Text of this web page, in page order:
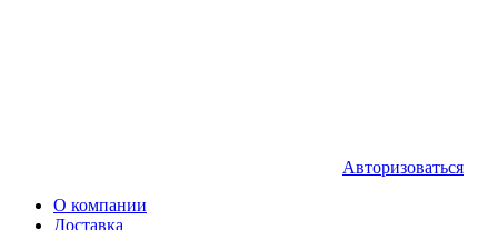
Авторизоваться
О компании
Доставка